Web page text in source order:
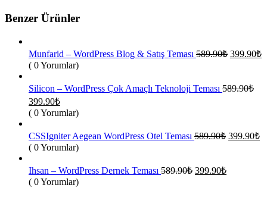
Benzer Ürünler
Munfarid – WordPress Blog & Satış Teması 589.90₺ Orijinal
399.90₺
( 0 Yorumlar)
Silicon – WordPress Çok Amaçlı Teknoloji Teması 589.90₺
Orijinal
fiyat:
399.90₺Şu
andaki
fiyat:
399.90₺.
( 0 Yorumlar)
CSSIgniter Aegean WordPress Otel Teması 589.90₺ Orijinal
399.90₺
( 0 Yorumlar)
Ihsan – WordPress Dernek Teması 589.90₺ Orijinal
399.90₺Şu
( 0 Yorumlar)